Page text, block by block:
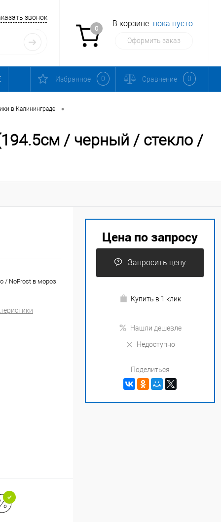
звонок
0
В корзине пока пусто
Оформить заказ
Избранное 0 Сравнение 0
в Калининграде •
/ черный / стекло /
/ NoFrost в мороз.
Цена по запросу
Запросить цену
Купить в 1 клик
Нашли дешевле
Недоступно
Поделиться